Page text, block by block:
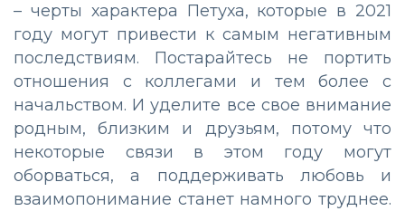
– черты характера Петуха, которые в 2021
году могут привести к самым негативным
последствиям. Постарайтесь не портить
отношения с коллегами и тем более с
начальством. И уделите все свое внимание
родным, близким и друзьям, потому что
некоторые связи в этом году могут
оборваться, а поддерживать любовь и
взаимопонимание станет намного труднее.